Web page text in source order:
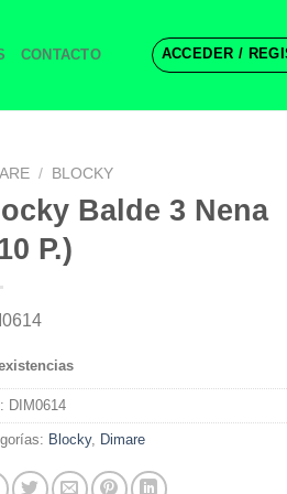
CONTACTO ACCEDER /
/ BLOCKY
Balde 3 Nena
P.)
DIM0614
Blocky, Dimare